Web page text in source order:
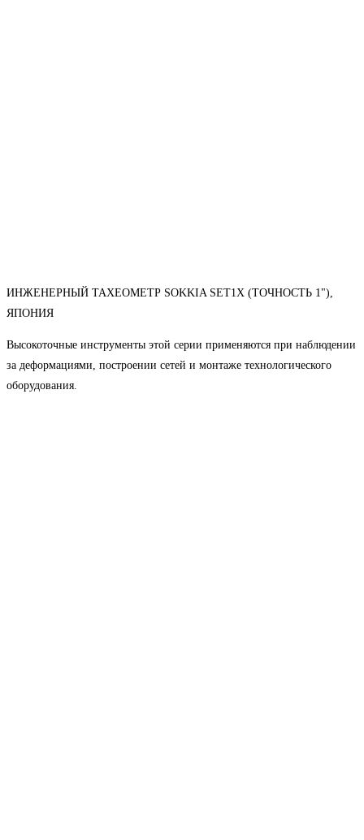
ИНЖЕНЕРНЫЙ ТАХЕОМЕТР SOKKIA SET1X (ТОЧНОСТЬ 1"),
ЯПОНИЯ
Высокоточные инструменты этой серии применяются при наблюдении
за деформациями, построении сетей и монтаже технологического
оборудования.